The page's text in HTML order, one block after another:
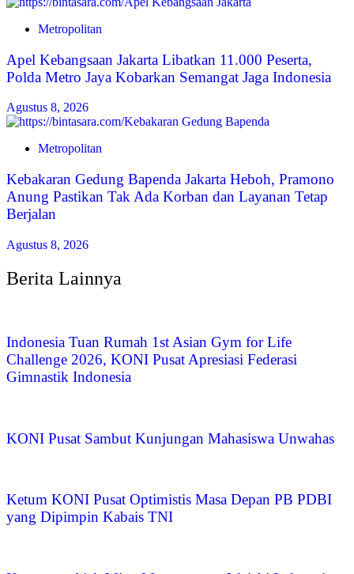
Metropolitan
Apel Kebangsaan Jakarta Libatkan 11.000 Peserta,
Polda Metro Jaya Kobarkan Semangat Jaga Indonesia
Agustus 8, 2026
Metropolitan
Kebakaran Gedung Bapenda Jakarta Heboh, Pramono
Anung Pastikan Tak Ada Korban dan Layanan Tetap
Berjalan
Agustus 8, 2026
Berita Lainnya
Indonesia Tuan Rumah 1st Asian Gym for Life
Challenge 2026, KONI Pusat Apresiasi Federasi
Gimnastik Indonesia
KONI Pusat Sambut Kunjungan Mahasiswa Unwahas
Ketum KONI Pusat Optimistis Masa Depan PB PDBI
yang Dipimpin Kabais TNI